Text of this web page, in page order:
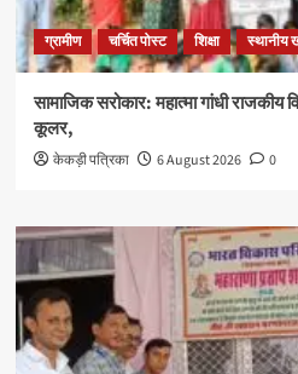
ग्रामीण चर्चित पोस्ट शिक्षा स्थानीय
सामाजिक सरोकार: महात्मा गांधी राजकीय
कूलर,
केकड़ी पत्रिका 6 August 2026 0